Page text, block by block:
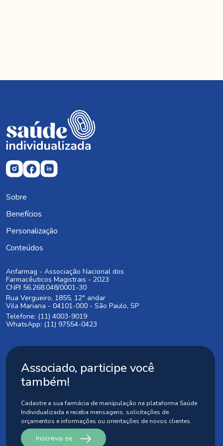
Sobre
Benefícios
Personalização
Conteúdos
Anfarmag - Associação Nacional dos
Farmacêuticos Magistrais - 2023
CNPJ 56.268.048/0001-30
Rua Vergueiro, 1855, 12° andar
Vila Mariana - 04101-000 - São Paulo, SP
Telefone: (11) 4003-9019
WhatsApp: (11) 97554-0423
Associado, participe você
também!
Cadastre a sua farmácia de manipulação na plataforma Saúde
Individualizada e receba mensagens, solicitações de
orçamentos e informações ou orientações de novos clientes.
Inscreva-se